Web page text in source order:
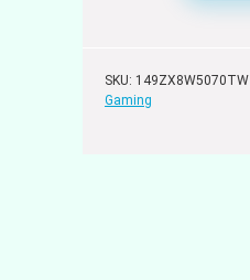
SKU: 149ZX8W5070TW
Gaming